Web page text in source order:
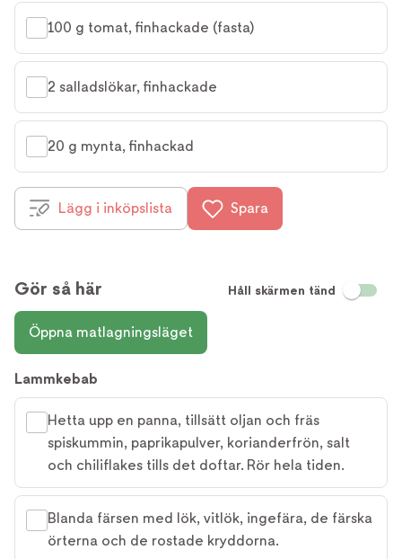
100 g tomat, finhackade (fasta)
2 salladslökar, finhackade
20 g mynta, finhackad
Lägg i inköpslista Spara
Gör så här Håll skärmen tänd
Öppna matlagningsläget
Lammkebab
Hetta upp en panna, tillsätt oljan och fräs
spiskummin, paprikapulver, korianderfrön, salt
och chiliflakes tills det doftar. Rör hela tiden.
Blanda färsen med lök, vitlök, ingefära, de färska
örterna och de rostade kryddorna.